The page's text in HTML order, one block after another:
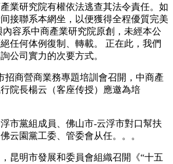
業研究院有權依法逃查其法令責任。如
接聯系本網坐，以便獲得全程優質完美
內容系中商產業研究院原創，未經本公
任何体例復制、轉載。 正在此，我們
公司實力的次要方式。
商營商業務專題培訓會召開，中商產
院長楊云（客座传授）應邀為培
黨組成員、佛山市-云浮市對口幫扶
云園黨工委、管委會从任。。。
明市發展和委員會組織召開《“十五